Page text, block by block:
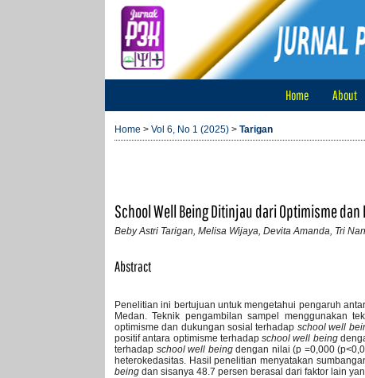
Home About
Home > Vol 6, No 1 (2025) > Tarigan
School Well Being Ditinjau dari Optimisme
Beby Astri Tarigan, Melisa Wijaya, Devita Amanda, Tri
Abstract
Penelitian ini bertujuan untuk mengetahui pengaruh
Medan. Teknik pengambilan sampel menggunakan
optimisme dan dukungan sosial terhadap school well
positif antara optimisme terhadapschool well being
terhadap school well beingdengan nilai (p =0,000
heterokedasitas. Hasil penelitian menyatakan
being dan sisanya 48.7 persen berasal dari faktor lain